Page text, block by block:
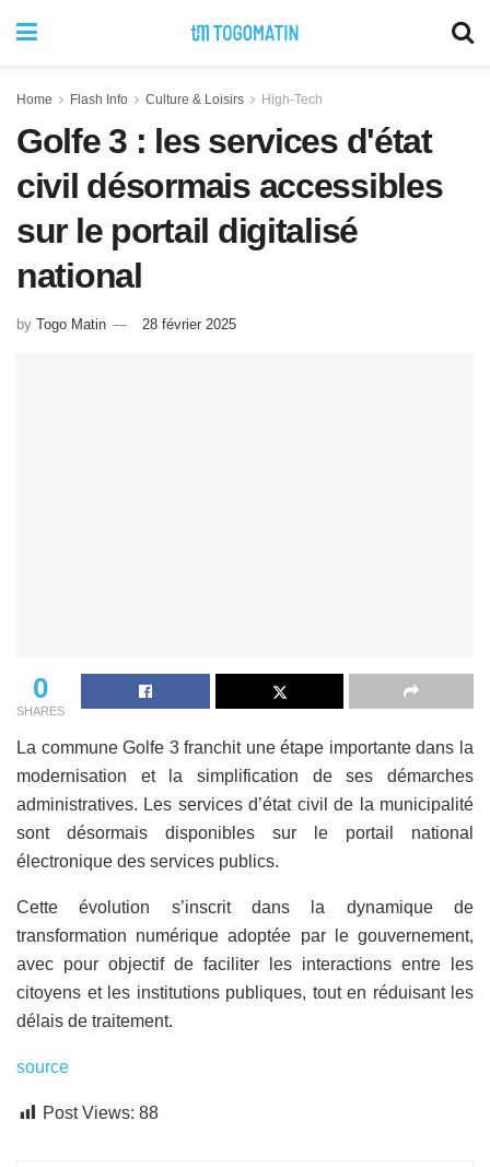
Home Flash Info Culture & Loisirs High-Tech
Golfe 3 : les services d'état
civil désormais accessibles
sur le portail digitalisé
national
by Togo Matin 28 février 2025
0
SHARES
La commune Golfe 3 franchit une étape importante dans la
modernisation et la simplification de ses démarches
administratives. Les services d’état civil de la municipalité
sont désormais disponibles sur le portail national
électronique des services publics.
Cette évolution s’inscrit dans la dynamique de
transformation numérique adoptée par le gouvernement,
avec pour objectif de faciliter les interactions entre les
citoyens et les institutions publiques, tout en réduisant les
délais de traitement.
source
Post Views: 88